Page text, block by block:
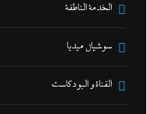
الخدمة الناطقة
سوشيال ميديا
القناة و البودكاست